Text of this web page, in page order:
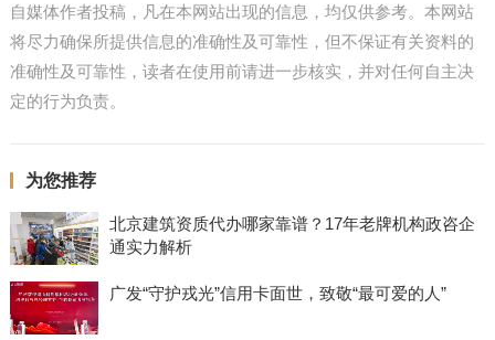
自媒体作者投稿，凡在本网站出现的信息，均仅供参考。本网站
将尽力确保所提供信息的准确性及可靠性，但不保证有关资料的
准确性及可靠性，读者在使用前请进一步核实，并对任何自主决
定的行为负责。
为您推荐
北京建筑资质代办哪家靠谱？17年老牌机构政咨企
通实力解析
广发“守护戎光”信用卡面世，致敬“最可爱的人”